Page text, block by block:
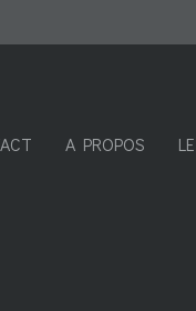
A PROPOS